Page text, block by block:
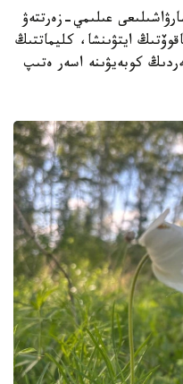
عىلىمي-زەرتتەۋ
ايتۋىنشا، كليماتتىڭ
كوبەيۋىنە اسەر ەتىپ